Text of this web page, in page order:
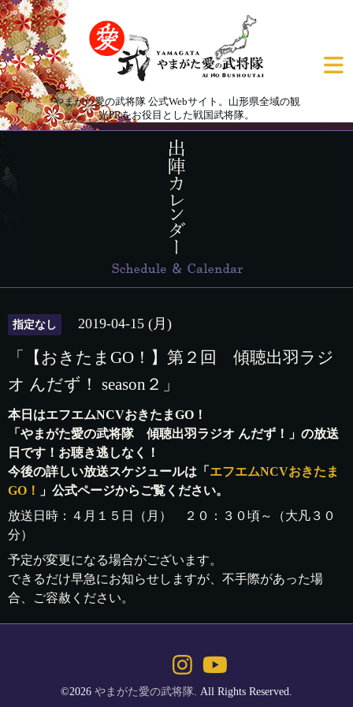
やまがた愛の武将隊 公式Webサイト。山形県全域の観
光PRをお役目とした戦国武将隊。
指定なし 2019-04-15 (月)
「【おきたまGO！】第２回 傾聴出羽ラジ
オ んだず！ season２」
本日はエフエムNCVおきたまGO！
「やまがた愛の武将隊 傾聴出羽ラジオ んだず！」の放送
日です！お聴き逃しなく！
今後の詳しい放送スケジュールは「 エフエムNCVおきたま
GO！
」公式ページからご覧ください。
放送日時：４月１５日（月） ２０：３０頃～（大凡３０
分）
予定が変更になる場合がございます。
できるだけ早急にお知らせしますが、不手際があった場
合、ご容赦ください。
©2026 やまがた愛の武将隊 . All Rights Reserved.